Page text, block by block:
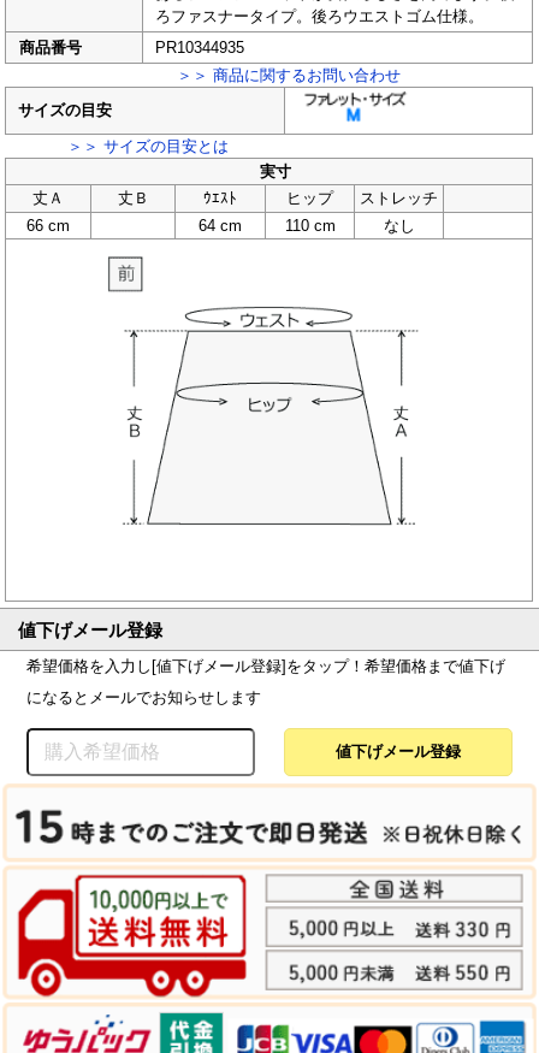
ろファスナータイプ。後ろウエストゴム仕様。
商品番号
PR10344935
＞＞ 商品に関するお問い合わせ
サイズの目安
＞＞ サイズの目安とは
実寸
丈Ａ
丈Ｂ ｳｴｽﾄ ヒップ
ストレッチ
66 cm
64 cm 110 cm なし
値下げメール登録
希望価格を入力し[値下げメール登録]をタップ！希望価格まで値下げ
になるとメールでお知らせします